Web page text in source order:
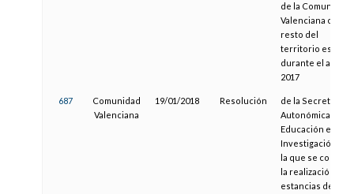
de la Comunitat
Valenciana o en el
resto del
territorio
durante el año
2017
687
Comunidad
Valenciana
19/01/2018 Resolución
de la Secretaría
Autonómica de
Educación e
Investigación, por
la que se convoca
la realización de
estancias de